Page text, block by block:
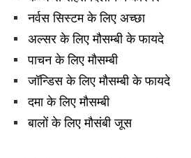
नर्वस सिस्टम के लिए अच्छा
अल्सर के लिए मौसम्बी के फायदे
पाचन के लिए मौसम्बी
जॉन्डिस के लिए मौसम्बी के फायदे
दमा के लिए मौसम्बी
बालों के लिए मौसंबी जूस